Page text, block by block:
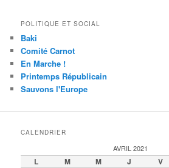
POLITIQUE ET SOCIAL
Baki
Comité Carnot
En Marche !
Printemps Républicain
Sauvons l'Europe
CALENDRIER
AVRIL 2021
L M M J V